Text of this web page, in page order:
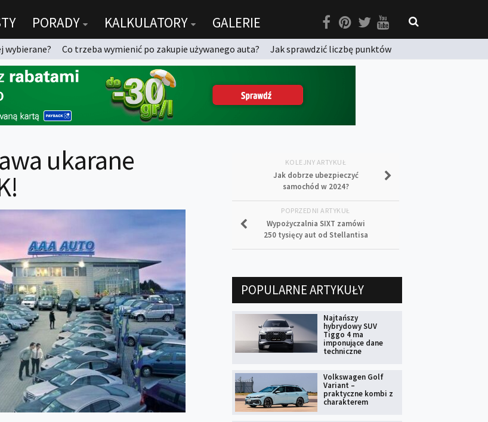
PORADY KALKULATORY GALERIE
wybierane? Co trzeba wymienić po zakupie używanego auta?
Jak sprawdzić liczbę punktów
ukarane
KOLEJNY ARTYKUŁ
Jak dobrze ubezpieczyć
samochód w 2024?
POPRZEDNI ARTYKUŁ
Wypożyczalnia SIXT zamówi
250 tysięcy aut od Stellantisa
POPULARNE ARTYKUŁY
Najtańszy
hybrydowy SUV
Tiggo 4 ma
imponujące dane
techniczne
Volkswagen Golf
Variant –
praktyczne kombi z
charakterem